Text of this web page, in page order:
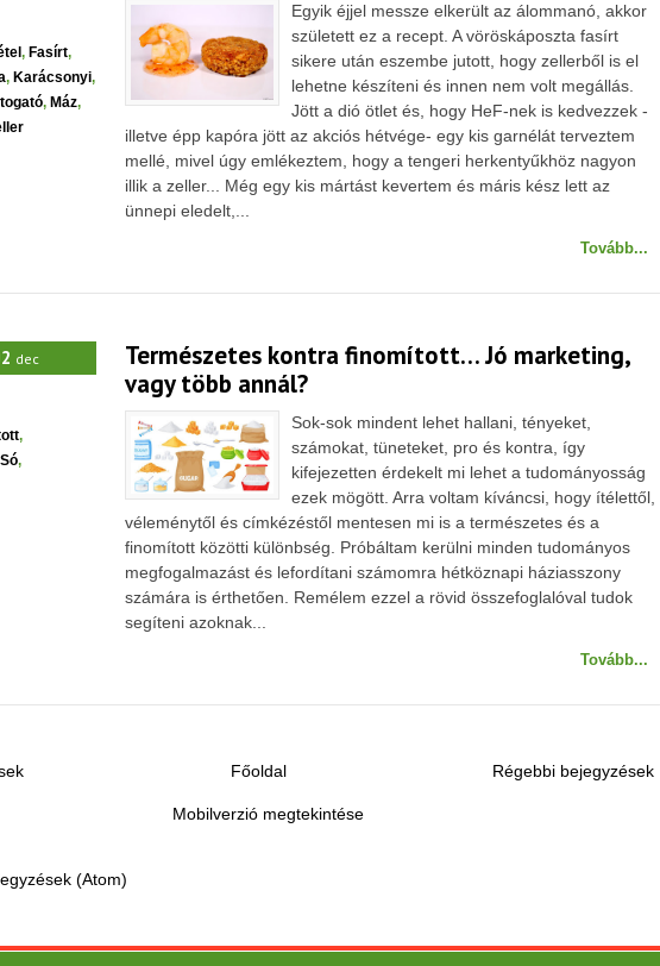
, Fasírt,
, Karácsonyi,
, Máz,
Egyik éjjel messze elkerült az álommanó, akkor
született ez a recept. A vöröskáposzta fasírt
sikere után eszembe jutott, hogy zellerből is el
lehetne készíteni és innen nem volt megállás.
Jött a dió ötlet és, hogy HeF-nek is kedvezzek -
illetve épp kapóra jött az akciós hétvége- egy kis garnélát terveztem
mellé, mivel úgy emlékeztem, hogy a tengeri herkentyűkhöz nagyon
illik a zeller... Még egy kis mártást kevertem és máris kész lett az
ünnepi eledelt,...
Tovább...
dec
,
Só,
Természetes kontra finomított… Jó marketing,
vagy több annál?
Sok-sok mindent lehet hallani, tényeket,
számokat, tüneteket, pro és kontra, így
kifejezetten érdekelt mi lehet a tudományosság
ezek mögött. Arra voltam kíváncsi, hogy ítélettől,
véleménytől és címkézéstől mentesen mi is a természetes és a
finomított közötti különbség. Próbáltam kerülni minden tudományos
megfogalmazást és lefordítani számomra hétköznapi háziasszony
számára is érthetően. Remélem ezzel a rövid összefoglalóval tudok
segíteni azoknak...
Tovább...
Régebbi bejegyzések
Főoldal
Mobilverzió megtekintése
(Atom)